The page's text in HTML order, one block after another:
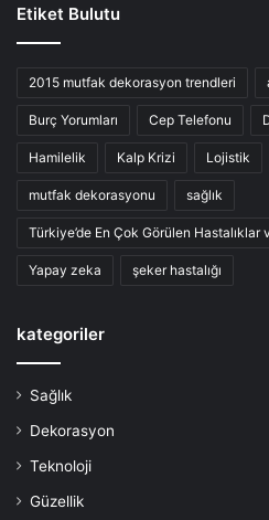
Etiket Bulutu
2015 mutfak dekorasyon trendleri
Burç Yorumları Cep Telefonu
Hamilelik Kalp Krizi Lojistik
mutfak dekorasyonu sağlık
Türkiye’de En Çok Görülen Hastalıklar
Yapay zeka şeker hastalığı
kategoriler
Sağlık
Dekorasyon
Teknoloji
Güzellik